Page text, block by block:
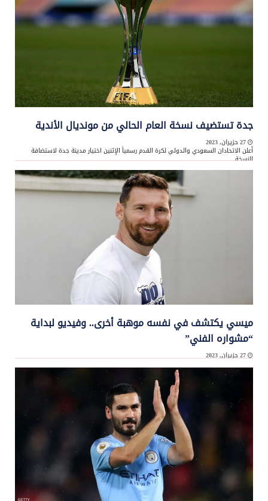
جدة تستضيف نسخة العام الحالي من مونديال الأندية
أعلن الاتحادان السعودي والدولي لكرة القدم رسمياً الإثنين اختيار مدينة جدة لاستضافة
النسخة ...
ميسي يكتشف في نفسه موهبة أخرى.. وفيديو لبداية
“مشواره الفني”
27 حزيران, 2023
لديه: التمثيل. ...